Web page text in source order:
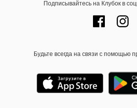
Подписывайтесь на Клубок в
Будьте всегда на связи с помощью